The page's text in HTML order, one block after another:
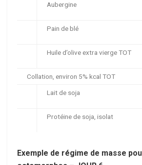
Aubergine
Pain de blé
Huile d’olive extra vierge TOT
Collation, environ 5% kcal TOT
Lait de soja
Protéine de soja, isolat
Exemple de régime de masse